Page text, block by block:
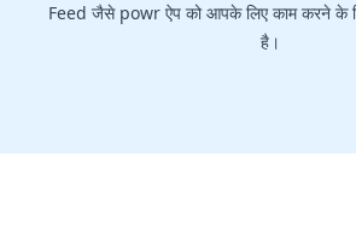
Feed जैसे powr ऐप को आपके लिए काम करने के
है।